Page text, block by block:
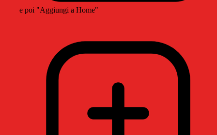
e poi "Aggiungi a Home"